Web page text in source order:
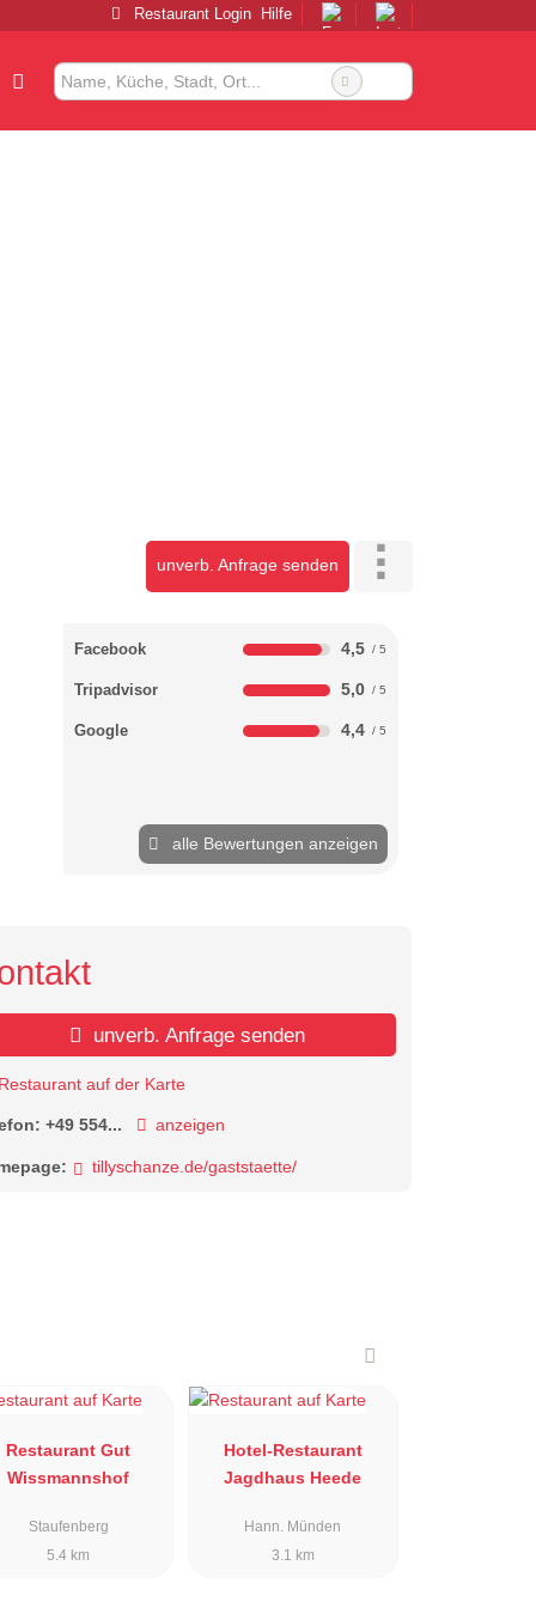
Restaurant Login Hilfe
unverb. Anfrage senden
Facebook 4,5
Tripadvisor 5,0
Google 4,4
alle Bewertungen anzeigen
unverb. Anfrage senden
Restaurant auf der Karte
+49 554... anzeigen
tillyschanze.de/gaststaette/
Restaurant Gut
Wissmannshof
Staufenberg
5.4 km
Hotel-Restaurant
Jagdhaus Heede
Hann. Münden
3.1 km